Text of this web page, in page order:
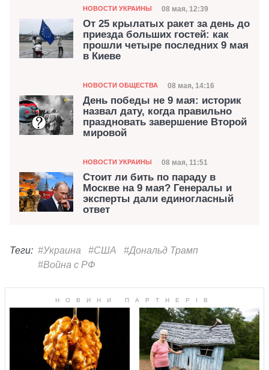
Категория
НОВОСТИ УКРАИНЫ Дата публикации
08 мая, 12:39
От 25 крылатых ракет за день до
приезда больших гостей: как
прошли четыре последних 9 мая
в Киеве
Категория
НОВОСТИ ОБЩЕСТВА Дата публикации
08 мая, 14:16
День победы не 9 мая: историк
назвал дату, когда правильно
праздновать завершение Второй
мировой
Категория
НОВОСТИ УКРАИНЫ Дата публикации
08 мая, 11:51
Стоит ли бить по параду в
Москве на 9 мая? Генералы и
эксперты дали единогласный
ответ
Теги: #Украина #США
#Дональд Трамп
#Война с РФ